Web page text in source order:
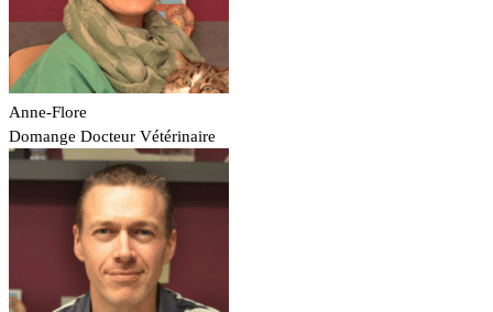
Anne-Flore
Domange Docteur Vétérinaire